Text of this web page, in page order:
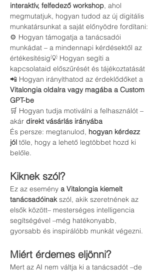
interaktív, felfedező workshop, ahol
megmutatjuk, hogyan tudod az új digitális
munkatársunkat a saját előnyödre fordítani:
⚙️ Hogyan támogatja a tanácsadói
munkádat – a mindennapi kérdésektől az
értékesítésig💡 Hogyan segíti a
kapcsolataid előszűrését és tájékoztatását
📲 Hogyan irányíthatod az érdeklődőket a
Vitalongia oldalra vagy magába a Custom
GPT-be
🛒 Hogyan tudja motiválni a felhasználót –
akár direkt vásárlás irányába
És persze: megtanulod, hogyan kérdezz
jól tőle, hogy a lehető legtöbbet hozd ki
belőle.
Kiknek szól?
Ez az esemény a Vitalongia kiemelt
tanácsadóinak szól, akik szeretnének az
elsők között– mesterséges intelligencia
segítségével –még hatékonyabb,
gyorsabb és inspirálóbb munkát végezni.
Miért érdemes eljönni?
Mert az AI nem váltja ki a tanácsadót –de